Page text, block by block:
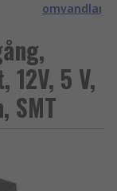
12V, 5 V,
SMT